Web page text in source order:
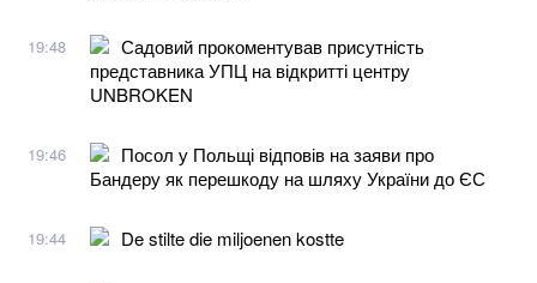
19:48
Садовий прокоментував присутність
представника УПЦ на відкритті центру
UNBROKEN
19:46
Посол у Польщі відповів на заяви про
Бандеру як перешкоду на шляху України до ЄС
19:44 De stilte die miljoenen kostte